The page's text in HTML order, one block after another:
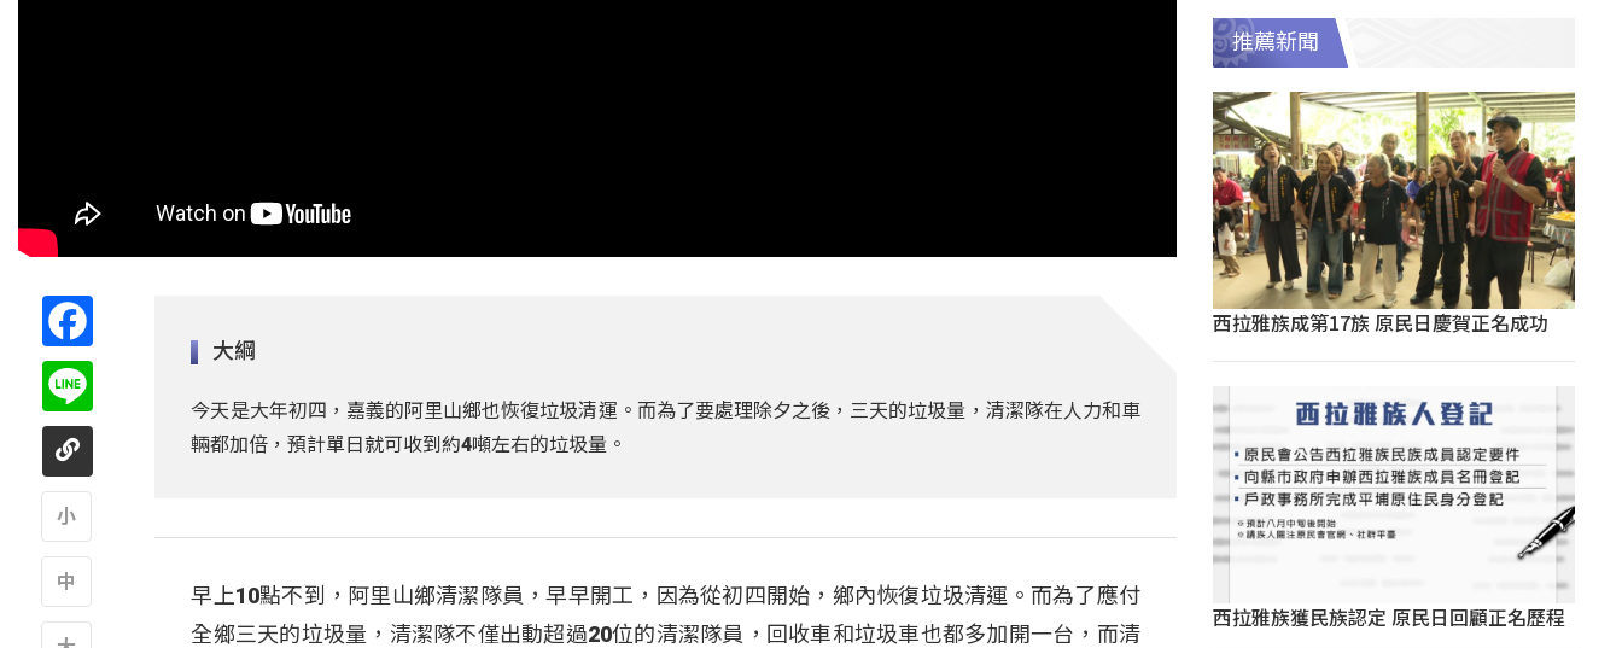
大綱
今天是大年初四，嘉義的阿里山鄉也恢復垃圾清運。而為了要處理除夕之後，三天的垃圾量，清潔隊在人力和車
輛都加倍，預計單日就可收到約4噸左右的垃圾量。
早上10點不到，阿里山鄉清潔隊員，早早開工，因為從初四開始，鄉內恢復垃圾清運。而為了應付
全鄉三天的垃圾量，清潔隊不僅出動超過20位的清潔隊員，回收車和垃圾車也都多加開一台，而清
推薦新聞
西拉雅族成第17族 原民日慶賀正名成功
西拉雅族獲民族認定 原民日回顧正名歷程